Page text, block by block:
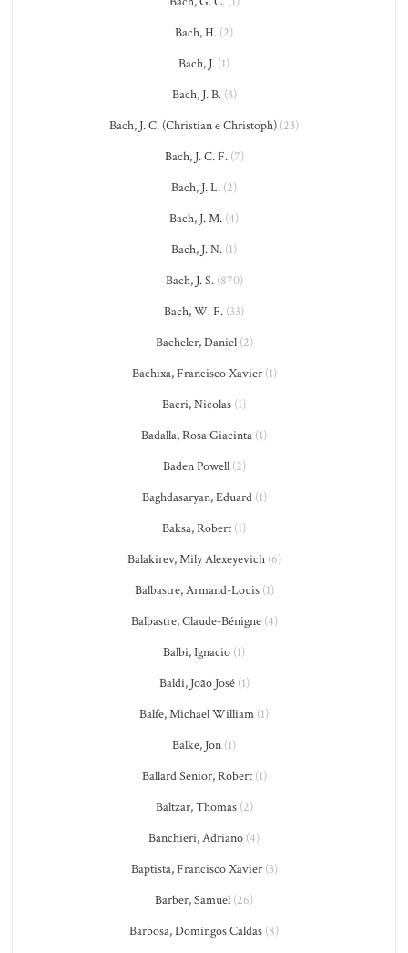
Bach, H. (2)
Bach, J. (1)
Bach, J. B.(3)
Bach, J. C. (Christian e Christoph) (23)
Bach, J. C. F.(7)
Bach, J. L. (2)
Bach, J. M. (4)
Bach, J. N. (1)
Bach, J. S.(870)
Bach, W. F. (33)
Bacheler, Daniel(2)
Bachixa, Francisco Xavier(1)
Bacri, Nicolas (1)
Badalla, Rosa Giacinta (1)
Baden Powell(2)
Baghdasaryan, Eduard(1)
Baksa, Robert (1)
Balakirev, Mily Alexeyevich(6)
Balbastre, Armand-Louis(1)
Balbastre, Claude-Bénigne(4)
Balbi, Ignacio (1)
Baldi, João José(1)
Balfe, Michael William (1)
Balke, Jon (1)
Ballard Senior, Robert(1)
Baltzar, Thomas(2)
Banchieri, Adriano (4)
Baptista, Francisco Xavier(3)
Barber, Samuel (26)
Barbosa, Domingos Caldas (8)